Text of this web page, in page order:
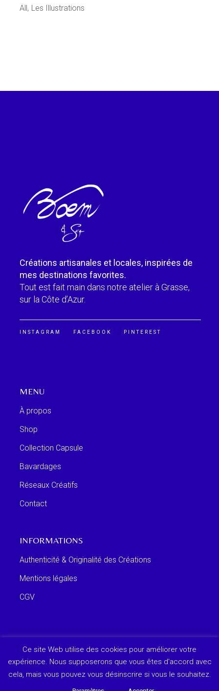
All Les Illustrations
Créations artisanales et locales, inspirées de
mes destinations favorites.
Tout est fait main dans notre atelier à Grasse,
sur la Côte d’Azur.
INSTAGRAM FACEBOOK PINTEREST
MENU
À propos
Shop
Collection Capsule
Bavardages
Réseaux Créatifs
Contact
INFORMATIONS
Authenticité & Originalité des Créations
Mentions légales
CGV
Ce site Web utilise des cookies pour améliorer votre
expérience. Nous supposerons que vous êtes d'accord avec
cela, mais vous pouvez vous désinscrire si vous le souhaitez.